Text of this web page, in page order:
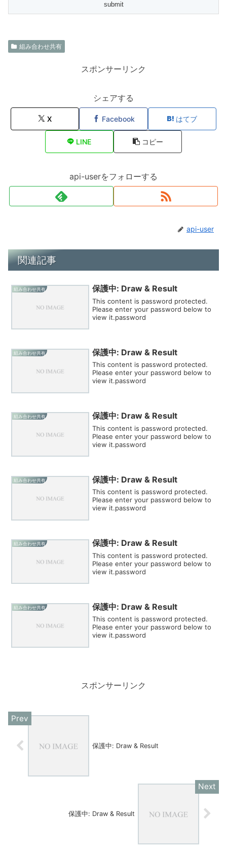
組み合わせ共有
スポンサーリンク
シェアする
X Facebook はてブ
LINE コピー
api-userをフォローする
api-user
関連記事
組み合わせ共有 保護中: Draw & Result
This content is password protected.
Please enter your password below to
view it.password
組み合わせ共有 保護中: Draw & Result
This content is password protected.
Please enter your password below to
view it.password
組み合わせ共有 保護中: Draw & Result
This content is password protected.
Please enter your password below to
view it.password
組み合わせ共有 保護中: Draw & Result
This content is password protected.
Please enter your password below to
view it.password
組み合わせ共有 保護中: Draw & Result
This content is password protected.
Please enter your password below to
view it.password
組み合わせ共有 保護中: Draw & Result
This content is password protected.
Please enter your password below to
view it.password
スポンサーリンク
保護中: Draw & Result
保護中: Draw & Result